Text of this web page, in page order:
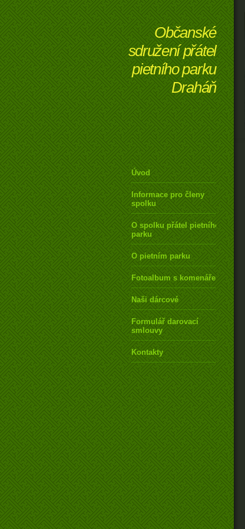
Občanské
sdružení přátel
pietního parku
Draháň
Úvod
Informace pro členy
spolku
O spolku přátel pietního
parku
O pietním parku
Fotoalbum s komenářem
Naši dárcové
Formulář darovací
smlouvy
Kontakty